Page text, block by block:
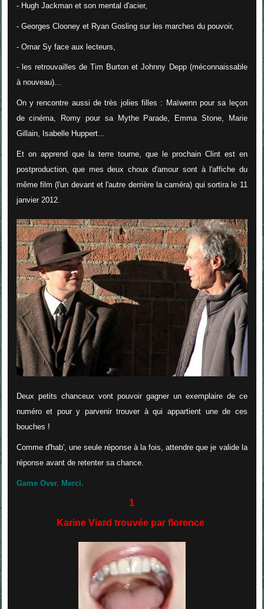
- Hugh Jackman et son mental d'acier,
- Georges Clooney et Ryan Gosling sur les marches du pouvoir,
- Omar Sy face aux lecteurs,
- les retrouvailles de Tim Burton et Johnny Depp (méconnaissable
à nouveau)...
On y rencontre aussi de très jolies filles : Maïwenn pour sa leçon
de cinéma, Romy pour sa Mythe Parade, Emma Stone, Marie
Gillain, Isabelle Huppert...
Et on apprend que la terre tourne, que le prochain Clint est en
postproduction, que mes deux choux d'amour sont à l'affiche du
même film (l'un devant et l'autre derrière la caméra) qui sortira le 11
janvier 2012.
Deux petits chanceux vont pouvoir gagner un exemplaire de ce
numéro et pour y parvenir trouver à qui appartient une de ces
bouches !
Comme d'hab', une seule réponse à la fois, attendre que je valide la
réponse avant de retenter sa chance.
Game Over. Merci.
1
Karine Viard trouvée par florence